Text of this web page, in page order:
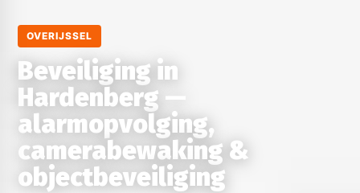
OVERIJSSEL
Beveiliging in
Hardenberg —
alarmopvolging,
camerabewaking &
objectbeveiliging